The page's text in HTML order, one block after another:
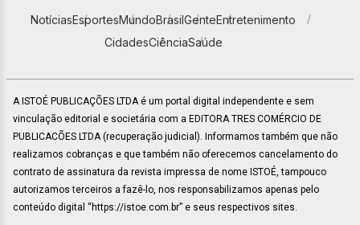
NotíciasEsportesMundoBrasilGenteEntretenimento
CidadesCiênciaSaúde
A ISTOÉ PUBLICAÇÕES LTDA é um portal digital independente e sem
vinculação editorial e societária com a EDITORA TRES COMÉRCIO DE
PUBLICACÕES LTDA (recuperação judicial). Informamos também que não
realizamos cobranças e que também não oferecemos cancelamento do
contrato de assinatura da revista impressa de nome ISTOÉ, tampouco
autorizamos terceiros a fazê-lo, nos responsabilizamos apenas pelo
conteúdo digital “https://istoe.com.br” e seus respectivos sites.